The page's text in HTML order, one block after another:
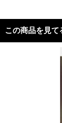
この商品を見て